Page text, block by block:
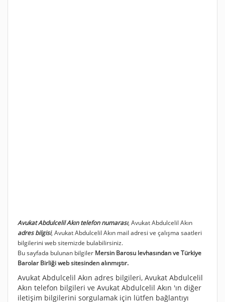
Avukat Abdulcelil Akın telefon numarası, Avukat Abdulcelil Akın
adres bilgisi, Avukat Abdulcelil Akın mail adresi ve çalışma saatleri
bilgilerini web sitemizde bulabilirsiniz.
Bu sayfada bulunan bilgiler Mersin Barosu levhasından ve Türkiye
Barolar Birliği web sitesinden alınmıştır.
Avukat Abdulcelil Akın adres bilgileri, Avukat Abdulcelil
Akın telefon bilgileri ve Avukat Abdulcelil Akın 'ın diğer
iletişim bilgilerini sorgulamak için lütfen bağlantıyı